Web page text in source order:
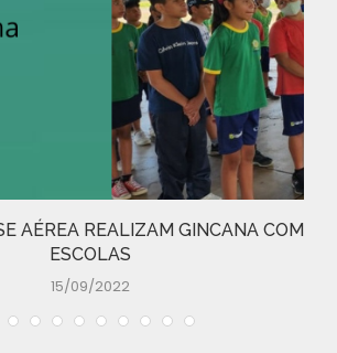
AÉREA REALIZAM GINCANA COM
ESCOLAS
15/09/2022